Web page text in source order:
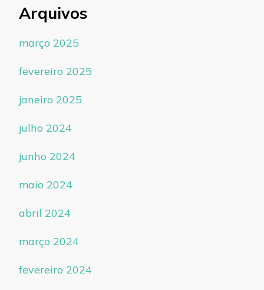
Arquivos
março 2025
fevereiro 2025
janeiro 2025
julho 2024
junho 2024
maio 2024
abril 2024
março 2024
fevereiro 2024